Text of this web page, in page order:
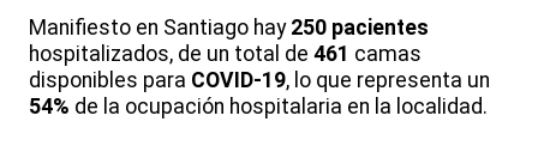
Manifiesto en Santiago hay 250 pacientes
hospitalizados, de un total de 461 camas
disponibles para COVID-19, lo que representa un
54% de la ocupación hospitalaria en la localidad.